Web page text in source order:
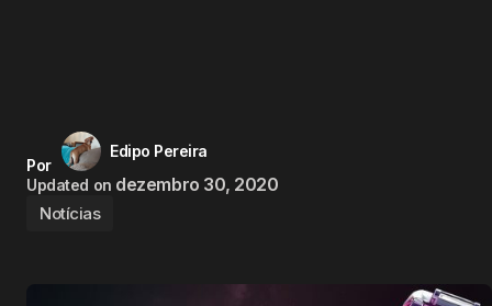
Por
Edipo Pereira
Updated on dezembro 30, 2020
Notícias